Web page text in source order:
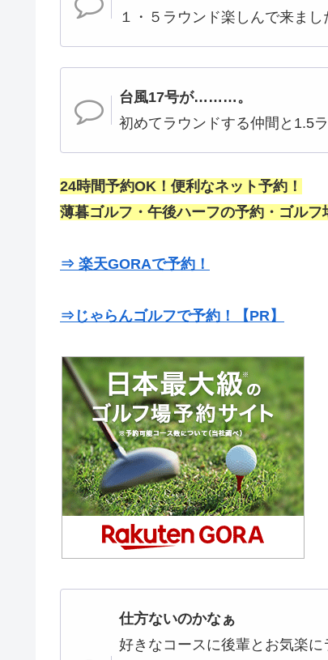
１・５ラウンド楽しんで来まし
台風17号が………。
初めてラウンドする仲間と1.5
24時間予約OK！便利なネット予約！
薄暮ゴルフ・午後ハーフの予約・ゴルフ
⇒ 楽天GORAで予約！
⇒じゃらんゴルフで予約！【PR】
仕方ないのかなぁ
好きなコースに後輩とお気楽